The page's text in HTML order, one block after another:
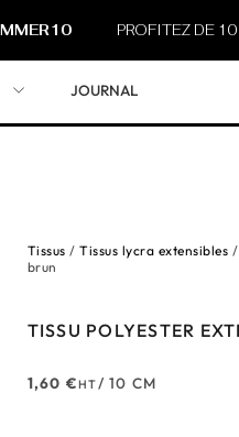
PROFITEZ DE 10 % DE
JOURNAL
Tissus /Tissus lycra extensibles /
brun
TISSU POLYESTER
1,60 €HT/ 10 CM